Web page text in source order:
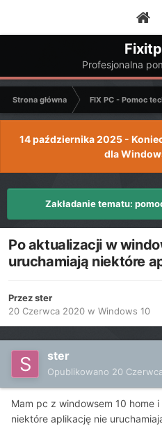
Profesjonalna
Strona główna FIX PC - Pomoc
14 października 2025 -
dla
Zakładanie tematu:
Po aktualizacji w
uruchamiają niektóre
Przezster
20 Czerwca 2020 w Windows 10
ster
Opublikowano 20
Mam pc z windowsem 10 home
niektóre aplikację nie